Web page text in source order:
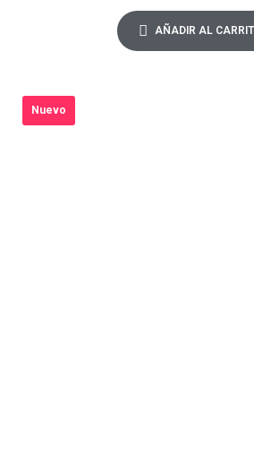
AÑADIR AL
Nuevo